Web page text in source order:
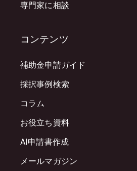
専門家に相談
コンテンツ
補助金申請ガイド
採択事例検索
コラム
お役立ち資料
AI申請書作成
メールマガジン